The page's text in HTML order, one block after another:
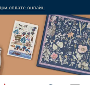
оплате онлайн